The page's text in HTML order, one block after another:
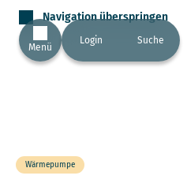
Navigation überspringen
Menü
Login Suche
Wärmepumpe